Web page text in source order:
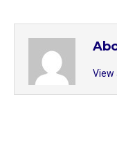
View